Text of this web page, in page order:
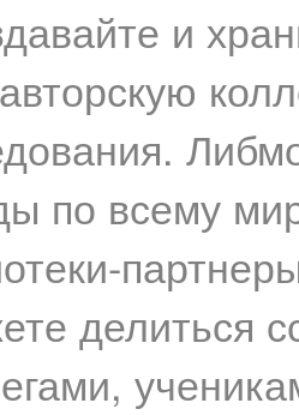
и
авторскую
по всему
делиться